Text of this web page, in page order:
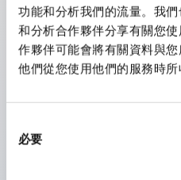
功能和分析我們的流量。我
和分析合作夥伴分享有關您
作夥伴可能會將有關資料與
他們從您使用他們的服務時所
必要
CS型凸輪開關是方便用於設
泛的操作開關器。
提供72種標準迴路
透過6種形式與接點模組段
造。
配備可確認接點狀態的指